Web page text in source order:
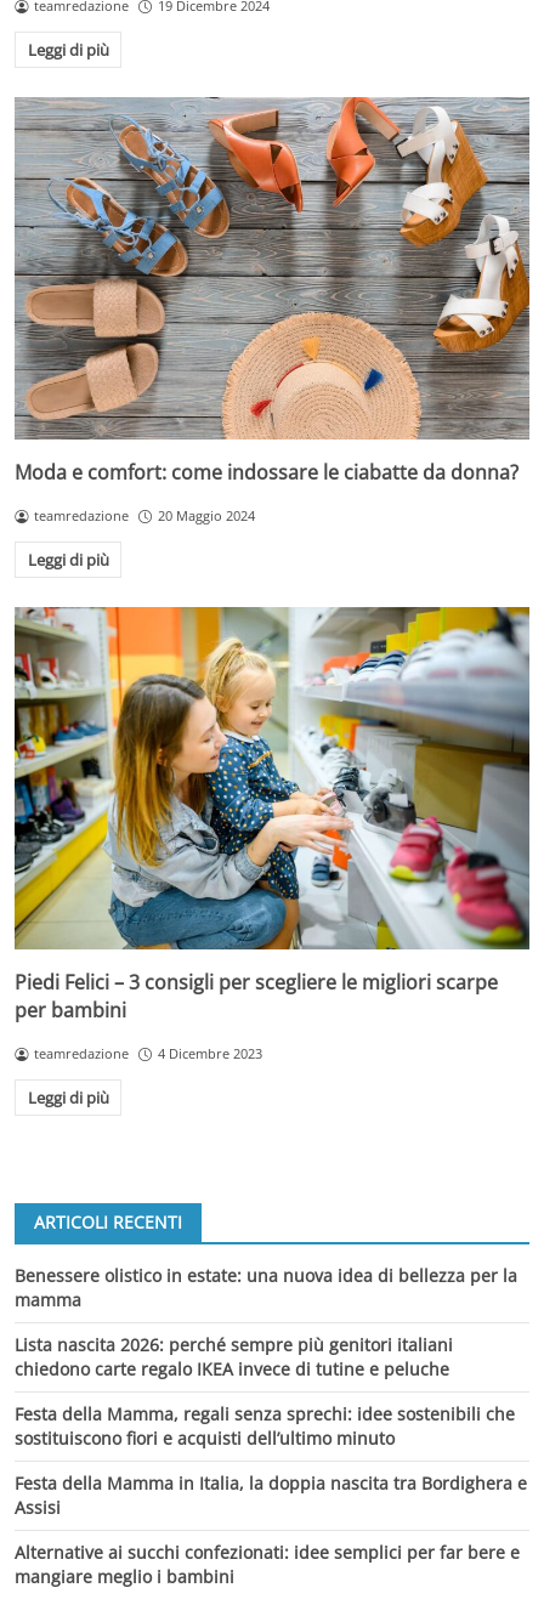
teamredazione 19 Dicembre 2024
Leggi di più
Moda e comfort: come indossare le ciabatte da donna?
teamredazione 20 Maggio 2024
Leggi di più
Piedi Felici – 3 consigli per scegliere le migliori scarpe
per bambini
teamredazione 4 Dicembre 2023
Leggi di più
ARTICOLI RECENTI
Benessere olistico in estate: una nuova idea di bellezza per la
mamma
Lista nascita 2026: perché sempre più genitori italiani
chiedono carte regalo IKEA invece di tutine e peluche
Festa della Mamma, regali senza sprechi: idee sostenibili che
sostituiscono fiori e acquisti dell’ultimo minuto
Festa della Mamma in Italia, la doppia nascita tra Bordighera e
Assisi
Alternative ai succhi confezionati: idee semplici per far bere e
mangiare meglio i bambini